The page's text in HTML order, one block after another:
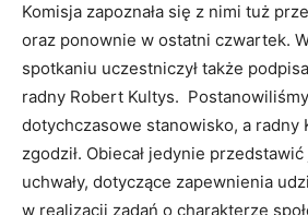
Komisja zapoznała się z nimi tuż
oraz ponownie w ostatni czwartek.
spotkaniu uczestniczył także
radny Robert Kultys.
dotychczasowe stanowisko, a radny
zgodził. Obiecał jedynie
uchwały, dotyczące zapewnienia
w realizacji zadań o charakterze